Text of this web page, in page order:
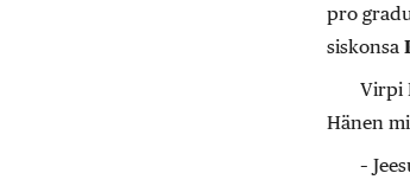
pro
siskonsa
Virpi
Hänen
–